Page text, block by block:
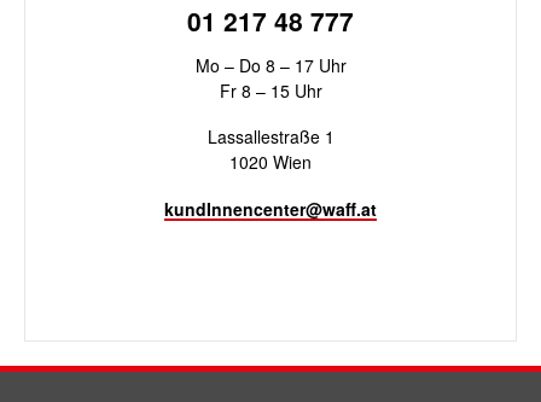
01 217 48 777
Mo – Do 8 – 17 Uhr
Fr 8 – 15 Uhr
Lassallestraße 1
1020 Wien
kundInnencenter@waff.at